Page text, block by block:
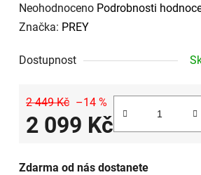
Průměrné
hodnocení
je
Neohodnoceno Podrobnosti
Značka: PREY
Dostupnost
2 449 Kč –14 %
2 099 Kč
Zdarma od nás dostanete